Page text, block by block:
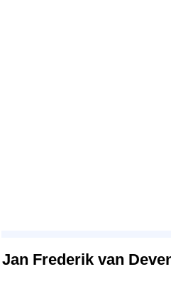
Jan Frederik van